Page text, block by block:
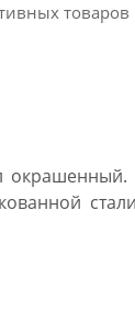
товаров